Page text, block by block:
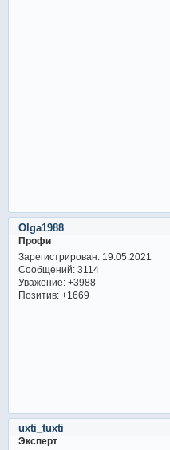
Olga1988
Профи
Зарегистрирован: 19.05.2021
Сообщений:3114
Уважение: +3988
Позитив: +1669
uxti_tuxti
Эксперт